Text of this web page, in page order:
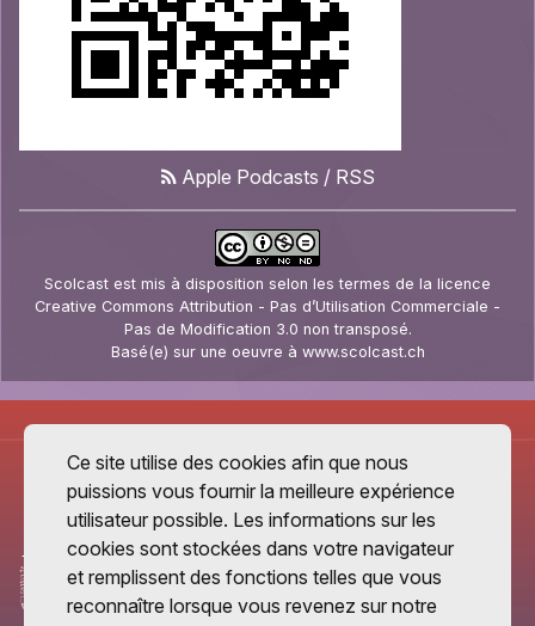
Apple Podcasts / RSS
Scolcast est mis à disposition selon les termes de la licence
Creative Commons Attribution - Pas d’Utilisation Commerciale -
Pas de Modification 3.0 non transposé.
Basé(e) sur une oeuvre à www.scolcast.ch
Ce site utilise des cookies afin que nous
puissions vous fournir la meilleure expérience
utilisateur possible. Les informations sur les
cookies sont stockées dans votre navigateur
et remplissent des fonctions telles que vous
reconnaître lorsque vous revenez sur notre